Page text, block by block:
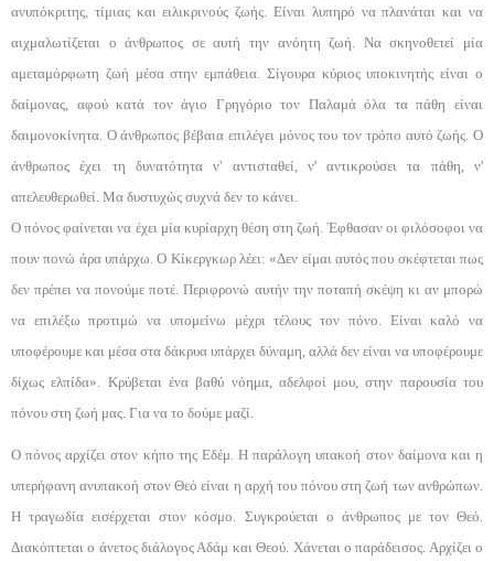
ανυπόκριτης, τίμιας και ειλικρινούς ζωής. Είναι λυπηρό να πλανάται και να
αιχμαλωτίζεται ο άνθρωπος σε αυτή την ανόητη ζωή. Να σκηνοθετεί μία
αμεταμόρφωτη ζωή μέσα στην ε­μπάθεια. Σίγουρα κύριος υποκινητής είναι ο
δαίμο­νας, αφού κατά τον άγιο Γρηγόριο τον Παλαμά όλα τα πάθη είναι
δαιμονοκίνητα. Ο άνθρωπος βέβαια ε­πιλέγει μόνος του τον τρόπο αυτό ζωής. Ο
άνθρωπος έχει τη δυνατότητα ν' αντισταθεί, ν' αντικρούσει τα πάθη, ν'
απελευθερωθεί. Μα δυστυχώς συχνά δεν το κάνει.
Ο πόνος φαίνεται να έχει μία κυρίαρχη θέση στη ζωή. Έφθασαν οι φιλόσοφοι να
πουν πονώ άρα υ­πάρχω. Ο Κίκεργκωρ λέει: «Δεν είμαι αυτός που σκέ­φτεται πως
δεν πρέπει να πονούμε ποτέ. Περιφρονώ αυτήν την ποταπή σκέψη κι αν μπορώ
να επιλέξω προτιμώ να υπομείνω μέχρι τέλους τον πόνο. Είναι καλό να
υποφέρουμε και μέσα στα δάκρυα υπάρχει δύ­ναμη, αλλά δεν είναι να υποφέρουμε
δίχως ελπίδα». Κρύβεται ένα βαθύ νόημα, αδελφοί μου, στην παρου­σία του
πόνου στη ζωή μας. Για να το δούμε μαζί.
Ο πόνος αρχίζει στον κήπο της Εδέμ. Η παράλο­γη υπακοή στον δαίμονα και η
υπερήφανη ανυπακοή στον Θεό είναι η αρχή του πόνου στη ζωή των ανθρώ­πων.
Η τραγωδία εισέρχεται στον κόσμο. Συγκρούε­ται ο άνθρωπος με τον Θεό.
Διακόπτεται ο άνετος διά­λογος Αδάμ και Θεού. Χάνεται ο παράδεισος. Αρχί­ζει ο